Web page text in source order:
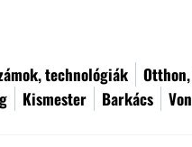
technológiák
Kismester Barkács